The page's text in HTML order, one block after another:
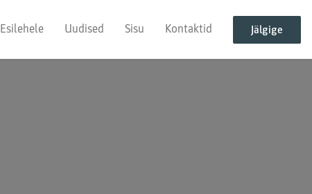
Esilehele Uudised Sisu Kontaktid Jälgige